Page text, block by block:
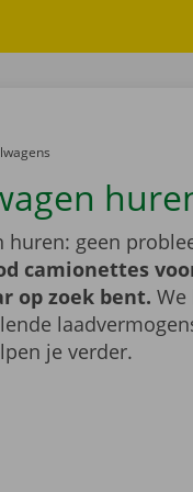
huren: geen
camionettes
op zoek bent.
je verder.